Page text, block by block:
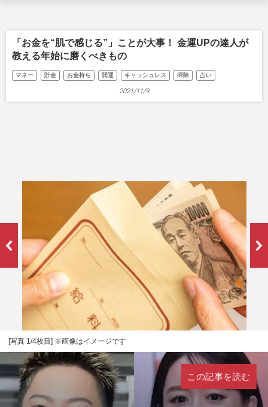
「お金を“肌で感じる”」ことが大事！ 金運UPの達人が
教える年始に磨くべきもの
マネー 貯金 お金持ち 開運 キャッシュレス 掃除 占い
2021/11/9
[写真 1/4枚目] ※画像はイメージです
この記事を読む